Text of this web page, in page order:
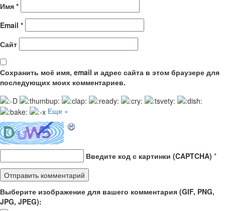
Имя *
Email *
Сайт
Сохранить моё имя, email и адрес сайта в этом браузере для
последующих моих комментариев.
Еще »
Введите код с картинки (CAPTCHA) *
Выберите изображение для вашего комментария (GIF, PNG,
JPG, JPEG):